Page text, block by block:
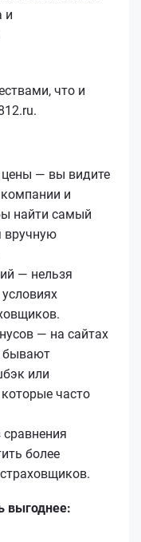
и
что и
— вы видите
и
найти самый
вручную
— нельзя
— на сайтах
бывают
или
часто
сравнения
более
выгоднее: